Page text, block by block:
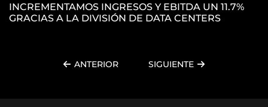
INCREMENTAMOS INGRESOS Y EBITDA UN 11.7%
GRACIAS A LA DIVISIÓN DE DATA CENTERS
ANTERIOR SIGUIENTE